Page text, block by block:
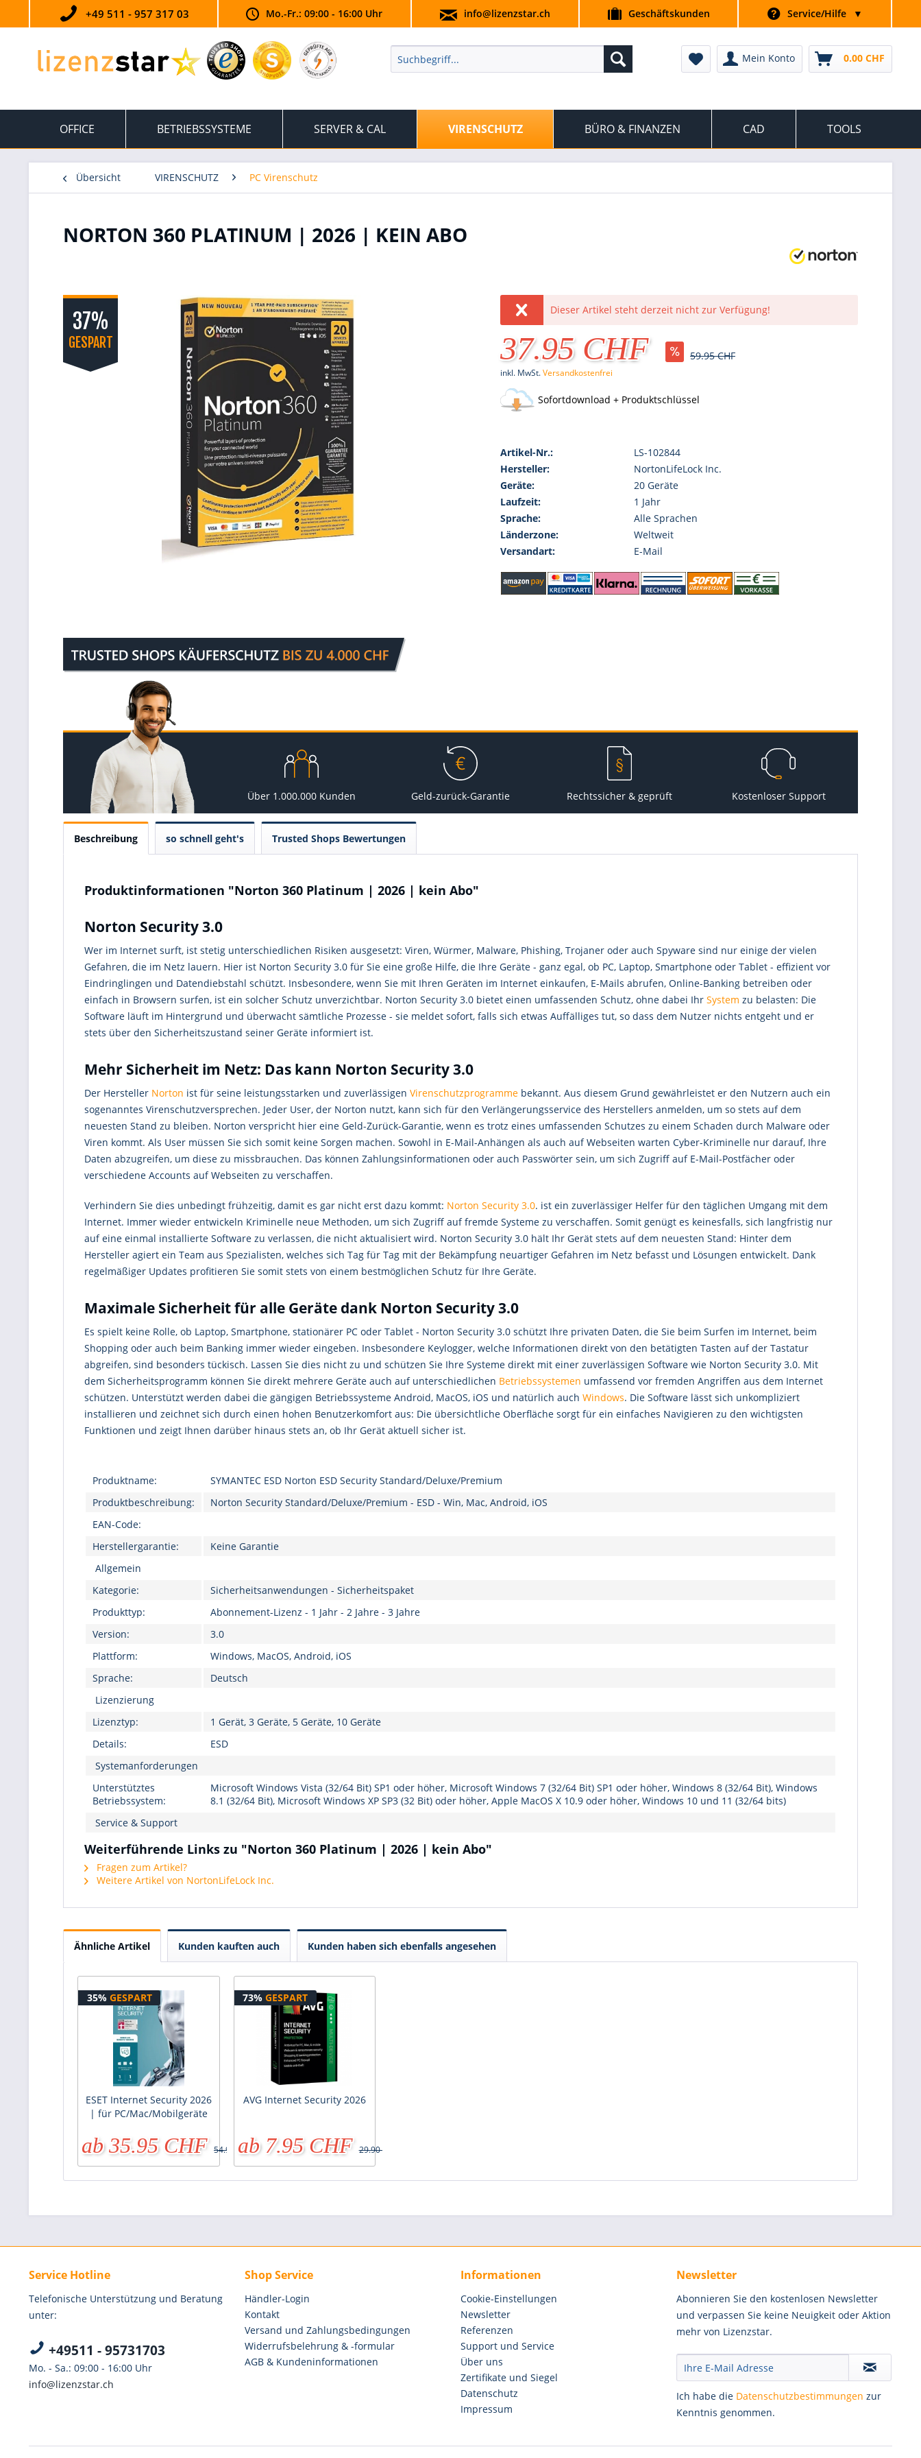
+49 511 - 957 317 03 Mo.-Fr.: 09:00 - 16:00 Uhr info@lizenzstar.ch Geschäftskunden Service/Hilfe ▼
Mein Konto 0.00 CHF
OFFICE BETRIEBSSYSTEME SERVER & CAL VIRENSCHUTZ BÜRO & FINANZEN CAD TOOLS
Übersicht VIRENSCHUTZ PC Virenschutz
NORTON 360 PLATINUM | 2026 | KEIN ABO
37%
GESPART
Dieser Artikel steht derzeit nicht zur Verfügung!
37.95 CHF 59.95 CHF
inkl. MwSt.Versandkostenfrei
Sofortdownload + Produktschlüssel
Artikel-Nr.:
LS-102844
Hersteller:
NortonLifeLock Inc.
Geräte:
20 Geräte
Laufzeit:
1 Jahr
Sprache:
Alle Sprachen
Länderzone:
Weltweit
Versandart:
E-Mail
Über 1.000.000 Kunden Geld-zurück-Garantie Rechtssicher & geprüft Kostenloser Support
Beschreibung so schnell geht's Trusted Shops Bewertungen
Produktinformationen "Norton 360 Platinum | 2026 | kein Abo"
Norton Security 3.0
Wer im Internet surft, ist stetig unterschiedlichen Risiken ausgesetzt: Viren, Würmer, Malware, Phishing, Trojaner oder auch Spyware sind nur einige der vielen
Gefahren, die im Netz lauern. Hier ist Norton Security 3.0 für Sie eine große Hilfe, die Ihre Geräte - ganz egal, ob PC, Laptop, Smartphone oder Tablet - effizient vor
Eindringlingen und Datendiebstahl schützt. Insbesondere, wenn Sie mit Ihren Geräten im Internet einkaufen, E-Mails abrufen, Online-Banking betreiben oder
einfach in Browsern surfen, ist ein solcher Schutz unverzichtbar. Norton Security 3.0 bietet einen umfassenden Schutz, ohne dabei Ihr System zu belasten: Die
Software läuft im Hintergrund und überwacht sämtliche Prozesse - sie meldet sofort, falls sich etwas Auffälliges tut, so dass dem Nutzer nichts entgeht und er
stets über den Sicherheitszustand seiner Geräte informiert ist.
Mehr Sicherheit im Netz: Das kann Norton Security 3.0
Der Hersteller Norton ist für seine leistungsstarken und zuverlässigen Virenschutzprogramme bekannt. Aus diesem Grund gewährleistet er den Nutzern auch ein
sogenanntes Virenschutzversprechen. Jeder User, der Norton nutzt, kann sich für den Verlängerungsservice des Herstellers anmelden, um so stets auf dem
neuesten Stand zu bleiben. Norton verspricht hier eine Geld-Zurück-Garantie, wenn es trotz eines umfassenden Schutzes zu einem Schaden durch Malware oder
Viren kommt. Als User müssen Sie sich somit keine Sorgen machen. Sowohl in E-Mail-Anhängen als auch auf Webseiten warten Cyber-Kriminelle nur darauf, Ihre
Daten abzugreifen, um diese zu missbrauchen. Das können Zahlungsinformationen oder auch Passwörter sein, um sich Zugriff auf E-Mail-Postfächer oder
verschiedene Accounts auf Webseiten zu verschaffen.
Verhindern Sie dies unbedingt frühzeitig, damit es gar nicht erst dazu kommt: Norton Security 3.0. ist ein zuverlässiger Helfer für den täglichen Umgang mit dem
Internet. Immer wieder entwickeln Kriminelle neue Methoden, um sich Zugriff auf fremde Systeme zu verschaffen. Somit genügt es keinesfalls, sich langfristig nur
auf eine einmal installierte Software zu verlassen, die nicht aktualisiert wird. Norton Security 3.0 hält Ihr Gerät stets auf dem neuesten Stand: Hinter dem
Hersteller agiert ein Team aus Spezialisten, welches sich Tag für Tag mit der Bekämpfung neuartiger Gefahren im Netz befasst und Lösungen entwickelt. Dank
regelmäßiger Updates profitieren Sie somit stets von einem bestmöglichen Schutz für Ihre Geräte.
Maximale Sicherheit für alle Geräte dank Norton Security 3.0
Es spielt keine Rolle, ob Laptop, Smartphone, stationärer PC oder Tablet - Norton Security 3.0 schützt Ihre privaten Daten, die Sie beim Surfen im Internet, beim
Shopping oder auch beim Banking immer wieder eingeben. Insbesondere Keylogger, welche Informationen direkt von den betätigten Tasten auf der Tastatur
abgreifen, sind besonders tückisch. Lassen Sie dies nicht zu und schützen Sie Ihre Systeme direkt mit einer zuverlässigen Software wie Norton Security 3.0. Mit
dem Sicherheitsprogramm können Sie direkt mehrere Geräte auch auf unterschiedlichen Betriebssystemen umfassend vor fremden Angriffen aus dem Internet
schützen. Unterstützt werden dabei die gängigen Betriebssysteme Android, MacOS, iOS und natürlich auch Windows. Die Software lässt sich unkompliziert
installieren und zeichnet sich durch einen hohen Benutzerkomfort aus: Die übersichtliche Oberfläche sorgt für ein einfaches Navigieren zu den wichtigsten
Funktionen und zeigt Ihnen darüber hinaus stets an, ob Ihr Gerät aktuell sicher ist.
Produktname:
SYMANTEC ESD Norton ESD Security Standard/Deluxe/Premium
Produktbeschreibung:
Norton Security Standard/Deluxe/Premium - ESD - Win, Mac, Android, iOS
EAN-Code:
Herstellergarantie:
Keine Garantie
Allgemein
Kategorie:
Sicherheitsanwendungen - Sicherheitspaket
Produkttyp:
Abonnement-Lizenz - 1 Jahr - 2 Jahre - 3 Jahre
Version:
3.0
Plattform:
Windows, MacOS, Android, iOS
Sprache:
Deutsch
Lizenzierung
Lizenztyp:
1 Gerät, 3 Geräte, 5 Geräte, 10 Geräte
Details:
ESD
Systemanforderungen
Unterstütztes
Betriebssystem:
Microsoft Windows Vista (32/64 Bit) SP1 oder höher, Microsoft Windows 7 (32/64 Bit) SP1 oder höher, Windows 8 (32/64 Bit), Windows
8.1 (32/64 Bit), Microsoft Windows XP SP3 (32 Bit) oder höher, Apple MacOS X 10.9 oder höher, Windows 10 und 11 (32/64 bits)
Service & Support
Weiterführende Links zu "Norton 360 Platinum | 2026 | kein Abo"
Fragen zum Artikel?
Weitere Artikel von NortonLifeLock Inc.
Ähnliche Artikel Kunden kauften auch Kunden haben sich ebenfalls angesehen
35% GESPART
ESET Internet Security 2026
| für PC/Mac/Mobilgeräte
ab 35.95 CHF 54.95 CHF
73%GESPART
AVG Internet Security 2026
ab 7.95 CHF 29.90 CHF
Service Hotline
Telefonische Unterstützung und Beratung
unter:
+49511 - 95731703
Mo. - Sa.: 09:00 - 16:00 Uhr
info@lizenzstar.ch
Shop Service
Händler-Login
Kontakt
Versand und Zahlungsbedingungen
Widerrufsbelehrung & -formular
AGB & Kundeninformationen
Informationen
Cookie-Einstellungen
Newsletter
Referenzen
Support und Service
Über uns
Zertifikate und Siegel
Datenschutz
Impressum
Newsletter
Abonnieren Sie den kostenlosen Newsletter
und verpassen Sie keine Neuigkeit oder Aktion
mehr von Lizenzstar.
Ich habe die Datenschutzbestimmungen zur
Kenntnis genommen.